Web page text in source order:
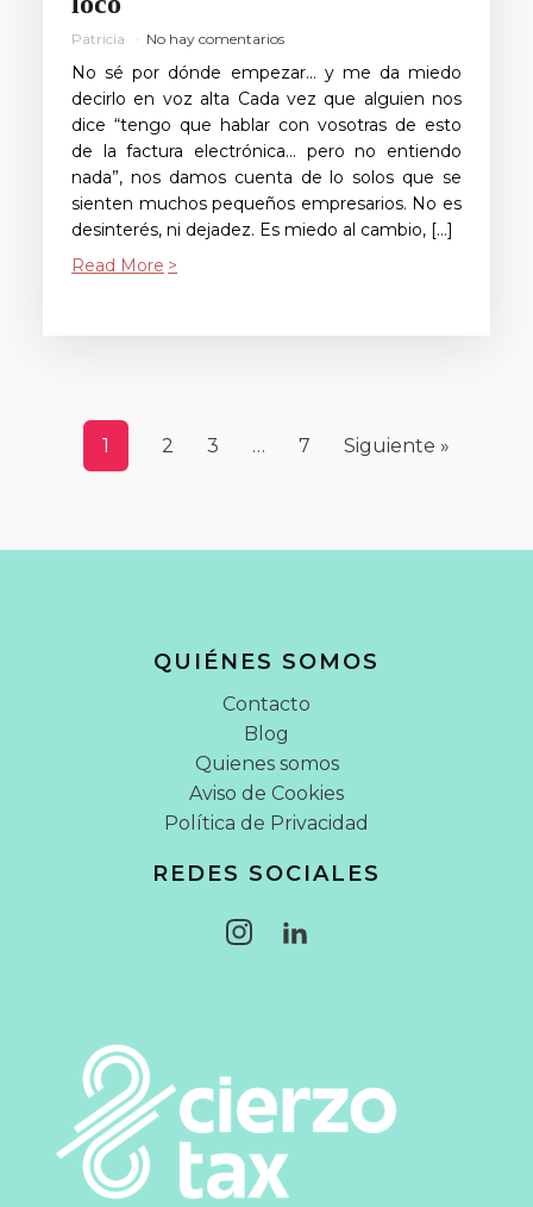
Patricia No hay comentarios
No sé por dónde empezar… y me da miedo
decirlo en voz alta Cada vez que alguien nos
dice “tengo que hablar con vosotras de esto
de la factura electrónica… pero no entiendo
nada”, nos damos cuenta de lo solos que se
sienten muchos pequeños empresarios. No es
desinterés, ni dejadez. Es miedo al cambio, […]
Read More
1 2 3 … 7 Siguiente »
QUIÉNES SOMOS
Contacto
Blog
Quienes somos
Aviso de Cookies
Política de Privacidad
REDES SOCIALES